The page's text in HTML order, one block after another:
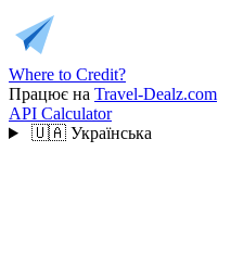
Where to Credit?
Працює на Travel-Dealz.com
API Calculator
🇺🇦 Українська